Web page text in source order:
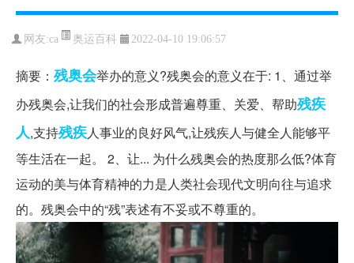
网友:ca 奥运百科 2022-04-10 19:06:57
摘要： 残奥会举办的意义?残奥会的意义在于: 1、通过举
办残奥会,让我们的社会形成普遍尊重、关爱、帮助残疾
人,支持残疾人事业的良好风气,让残疾人与健全人能够平
等生活在一起。 2、让... 为什么残奥会的热度那么低?体育
运动的美与体育精神的力是人类社会现代文明向往与追求
的。残奥会中的“残”表述有不妥或不尊重的。